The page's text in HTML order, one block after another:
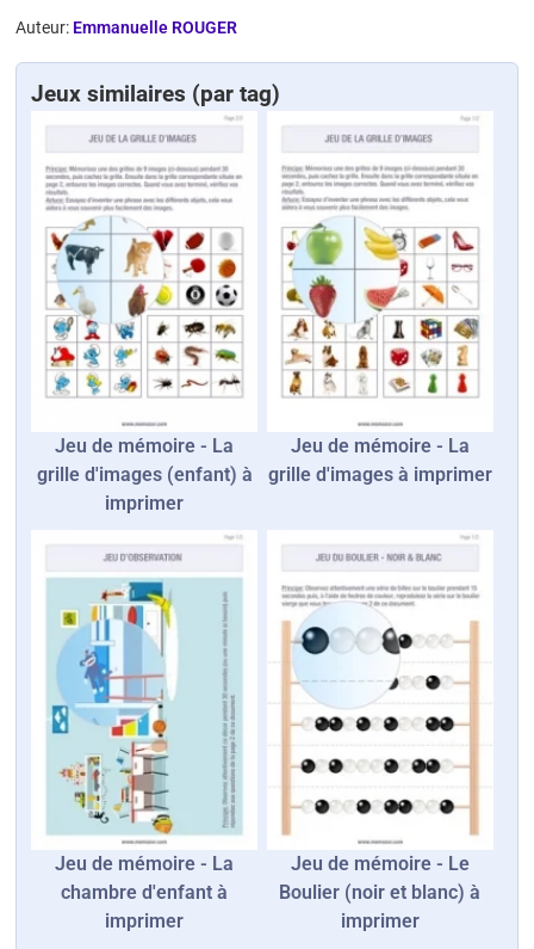
Auteur: Emmanuelle ROUGER
Jeux similaires (par tag)
Jeu de mémoire - La
grille d'images (enfant) à
imprimer
Jeu de mémoire - La
grille d'images à imprimer
Jeu de mémoire - La
chambre d'enfant à
imprimer
Jeu de mémoire - Le
Boulier (noir et blanc) à
imprimer